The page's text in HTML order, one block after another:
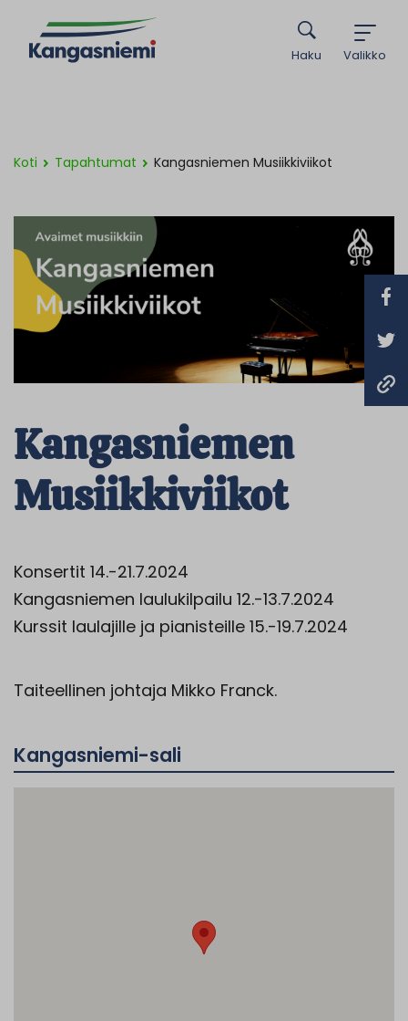
Valikko
Haku
Koti Tapahtumat Kangasniemen Musiikkiviikot
Kangasniemen
Musiikkiviikot
Konsertit 14.-21.7.2024
Kangasniemen laulukilpailu 12.-13.7.2024
Kurssit laulajille ja pianisteille 15.-19.7.2024
Taiteellinen johtaja Mikko Franck.
Kangasniemi-sali